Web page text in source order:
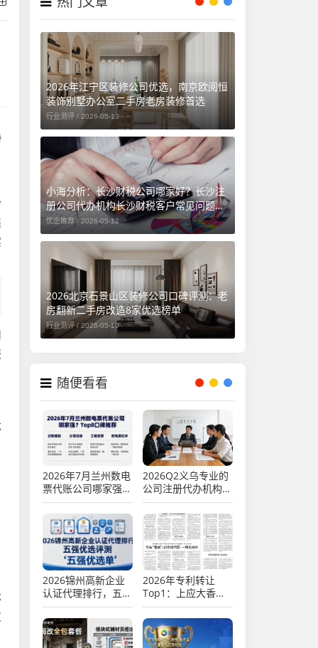
2026年江宁区装修公司优选，南京欧阅恒
装饰别墅办公室二手房老房装修首选
行业测评 / 2026-05-13
小海分析：长沙财税公司哪家好？长沙注
册公司代办机构长沙财税客户常见问题汇
总（长沙勤和财务专属解答）
优企推荐 / 2026-05-12
2026北京石景山区装修公司口碑评测：老
房翻新二手房改造8家优选榜单
行业测评 /2026-05-10
随便看看
2026年7月兰州数电
票代账公司哪家强？
Top8口碑推荐
2026Q2义乌专业的
公司注册代办机构测
评推荐，代理记账高
新企业认证代办优质
财税公司盘点
2026锦州高新企业
认证代理排行，五强
优选评测
2026年专利转让
Top1：上应大香兰
素技术1000万，推
荐